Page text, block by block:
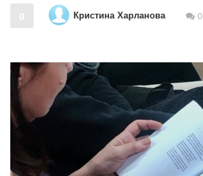
0 Кристина Харланова 0